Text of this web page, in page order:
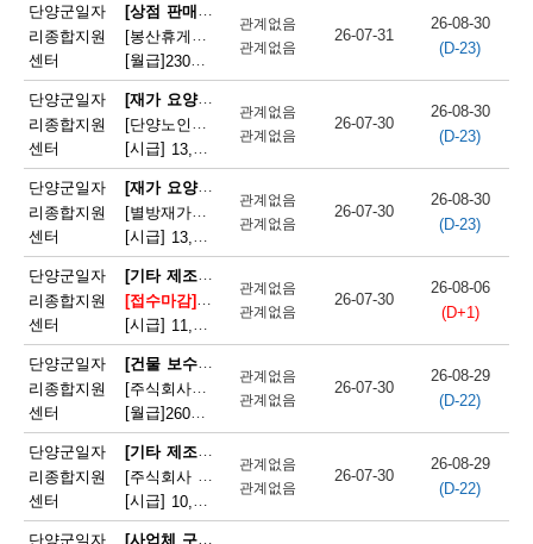
단양군일자
리종합지원
센터
[상점 판매원]
[봉산휴게쉼터] 봉산휴게쉼터 판매원 모집
[월급] 230만원
관계없음
관계없음
26-07-31
26-08-30
(D-23)
단양군일자
리종합지원
센터
[재가 요양보호사]
[단양노인재가복지센터] 단양노인재가복지센터 방문요양 요양선생님 모집
[시급] 13,100원 | 충청북도 단양군 대강면 대강로 71
관계없음
관계없음
26-07-30
26-08-30
(D-23)
단양군일자
리종합지원
센터
[재가 요양보호사]
[별방재가노인복지센터] 별방재가요양복지센터 재가요양보호사 모집
[시급] 13,000원 | 충청북도 단양군 영춘면 별방창원로 417
관계없음
관계없음
26-07-30
26-08-30
(D-23)
단양군일자
리종합지원
센터
[기타 제조 관련 단순 종사원]
[접수마감] [주식회사 에스피네이처] (주)에스피네이처 생
[시급] 11,165원 | 충청북도 단양군 매포읍 매포농공단지로 260-19
관계없음
관계없음
26-07-30
26-08-06
(D+1)
단양군일자
리종합지원
센터
[건물 보수원 및 영선원(아파트 기계·전기 시설관리 제외)]
[주식회사국원] 단양두진아파트 영선기사 모집
[월급] 260만원
관계없음
관계없음
26-07-30
26-08-29
(D-22)
단양군일자
리종합지원
센터
[기타 제조 관련 단순 종사원]
[주식회사 어반텍] (주)어반텍 보도블럭 생산직원 모집
[시급] 10,320원 | 충청북도 단양군 매포읍 단양산업단지2로 102
관계없음
관계없음
26-07-30
26-08-29
(D-22)
단양군일자 [사업체 구내식당 급식 조리사]